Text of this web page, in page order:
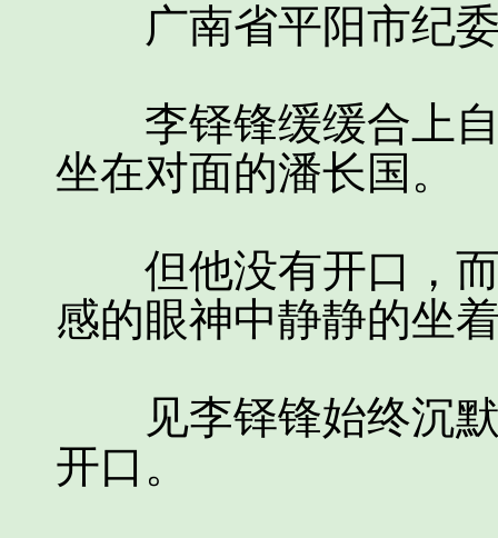
广南省平阳市纪委
李铎锋缓缓合上自
坐在对面的潘长国。
但他没有开口，而
感的眼神中静静的坐
见李铎锋始终沉默
开口。